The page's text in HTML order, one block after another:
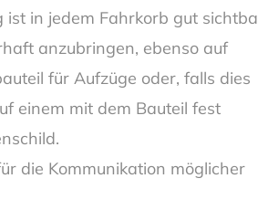
ist in jedem Fahrkorb gut
anzubringen, ebenso auf
für Aufzüge oder, falls dies
einem mit dem Bauteil fest
die Kommunikation möglicher